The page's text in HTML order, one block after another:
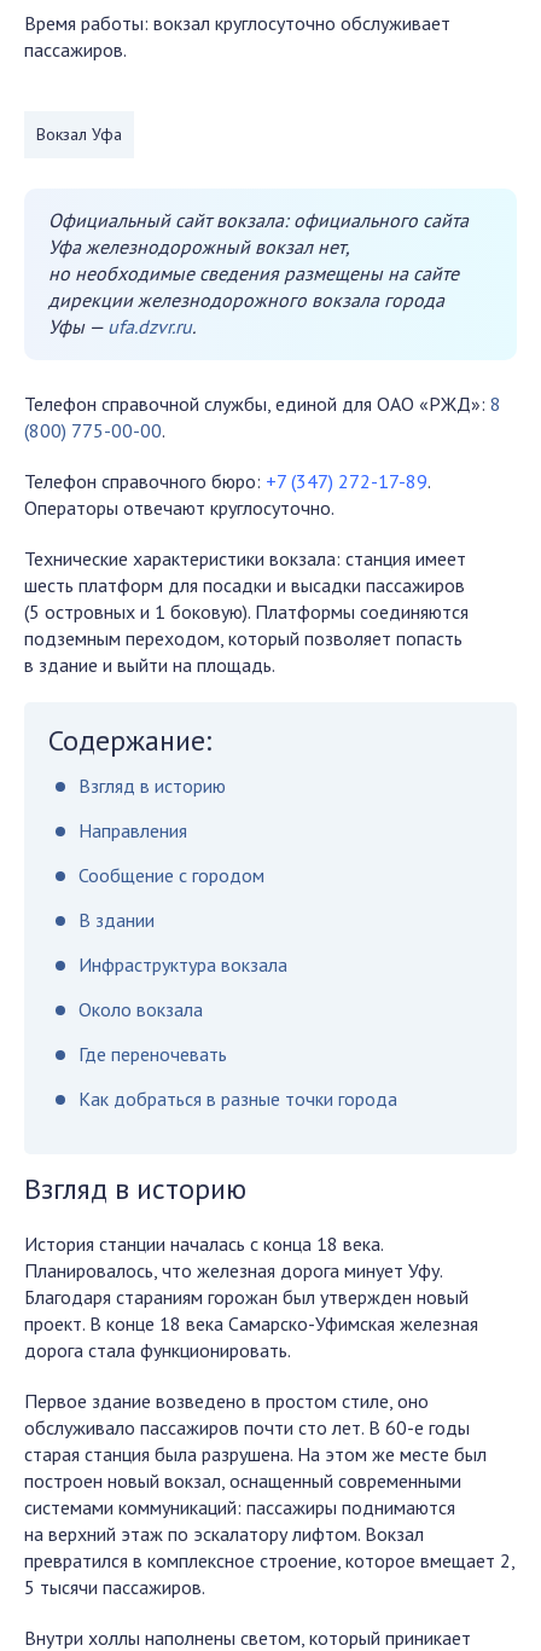
Время работы: вокзал круглосуточно обслуживает
пассажиров.
Вокзал Уфа
Официальный сайт вокзала: официального сайта
Уфа железнодорожный вокзал нет,
но необходимые сведения размещены на сайте
дирекции железнодорожного вокзала города
Уфы — ufa.dzvr.ru.
Телефон справочной службы, единой для ОАО «РЖД»: 8
(800) 775-00-00.
Телефон справочного бюро: +7 (347) 272-17-89.
Операторы отвечают круглосуточно.
Технические характеристики вокзала: станция имеет
шесть платформ для посадки и высадки пассажиров
(5 островных и 1 боковую). Платформы соединяются
подземным переходом, который позволяет попасть
в здание и выйти на площадь.
Содержание:
Взгляд в историю
Направления
Сообщение с городом
В здании
Инфраструктура вокзала
Около вокзала
Где переночевать
Как добраться в разные точки города
Взгляд в историю
История станции началась с конца 18 века.
Планировалось, что железная дорога минует Уфу.
Благодаря стараниям горожан был утвержден новый
проект. В конце 18 века Самарско-Уфимская железная
дорога стала функционировать.
Первое здание возведено в простом стиле, оно
обслуживало пассажиров почти сто лет. В 60-е годы
старая станция была разрушена. На этом же месте был
построен новый вокзал, оснащенный современными
системами коммуникаций: пассажиры поднимаются
на верхний этаж по эскалатору лифтом. Вокзал
превратился в комплексное строение, которое вмещает 2,
5 тысячи пассажиров.
Внутри холлы наполнены светом, который приникает